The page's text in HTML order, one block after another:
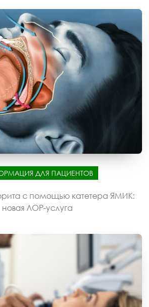
ДЛЯ ПАЦИЕНТОВ
с помощью катетера ЯМИК:
новая ЛОР-услуга